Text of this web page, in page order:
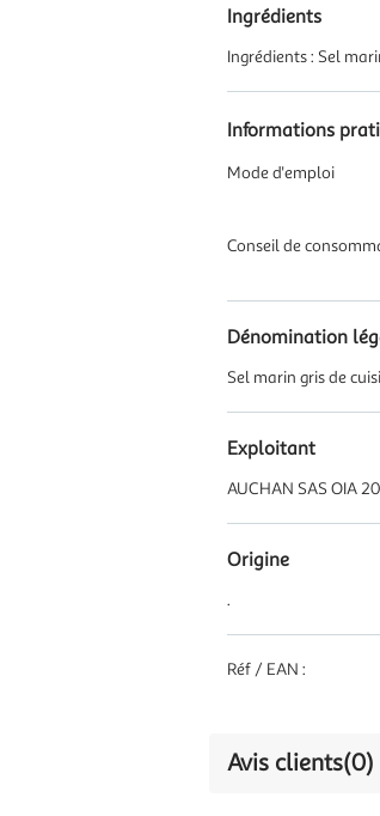
Ingrédients
Ingrédients : Sel
Informations
Mode d'emploi
Conseil de
Dénomination
Sel marin gris de
Exploitant
AUCHAN SAS OIA
Origine
.
Réf / EAN :
Avis clients(0)